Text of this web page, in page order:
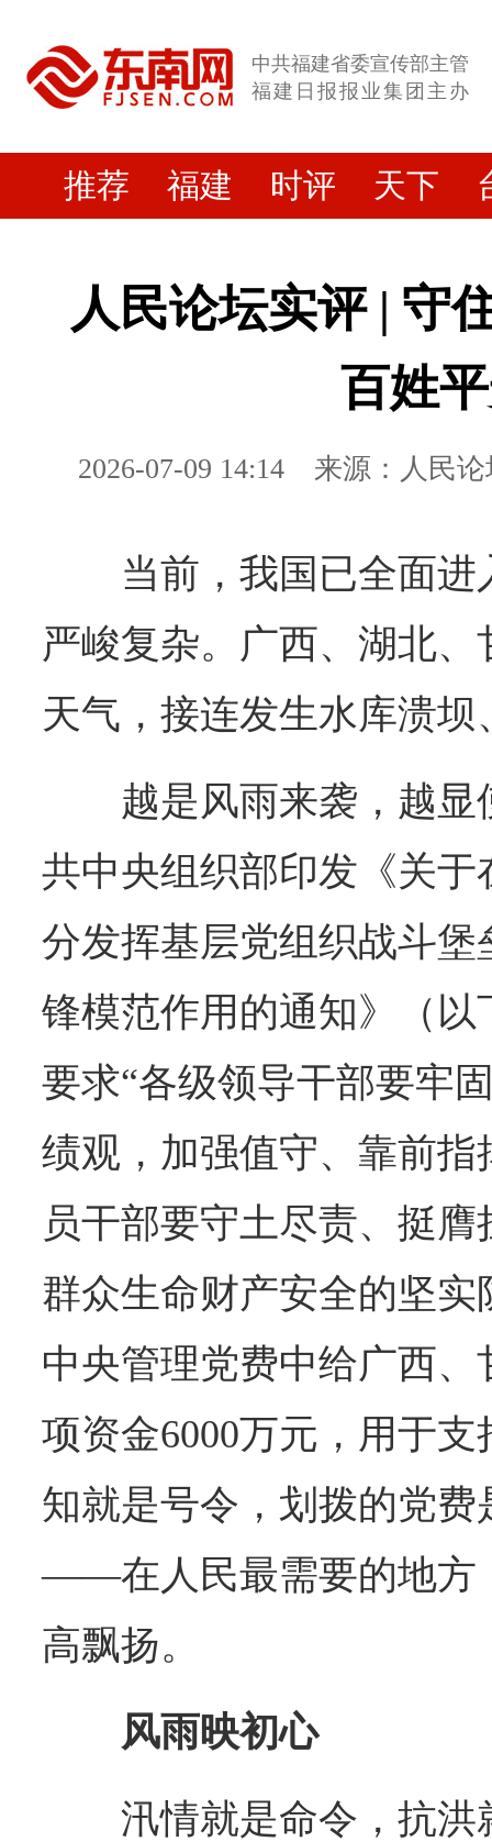
中共福建省委宣传部主管
福建日报报业集团主办
推荐 福建 时评 天下
人民论坛实评 | 守
百姓
2026-07-09 14:14 来源：人民
当前，我国已全面
严峻复杂。广西、湖北
天气，接连发生水库溃
越是风雨来袭，越
共中央组织部印发《关
分发挥基层党组织战斗
锋模范作用的通知》（
要求“各级领导干部要牢
绩观，加强值守、靠前指
员干部要守土尽责、挺
群众生命财产安全的坚实
中央管理党费中给广西
项资金6000万元，用于
知就是号令，划拨的党
——在人民最需要的地方
高飘扬。
风雨映初心
汛情就是命令，抗洪